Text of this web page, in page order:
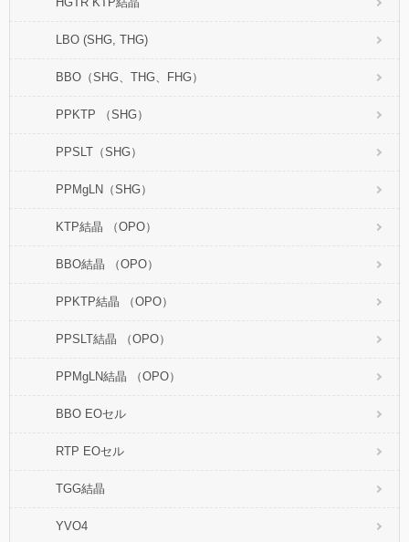
LBO (SHG, THG)
BBO（SHG、THG、FHG）
PPKTP （SHG）
PPSLT（SHG）
PPMgLN（SHG）
KTP結晶 （OPO）
BBO結晶 （OPO）
PPKTP結晶 （OPO）
PPSLT結晶 （OPO）
PPMgLN結晶 （OPO）
BBO EOセル
RTP EOセル
TGG結晶
YVO4